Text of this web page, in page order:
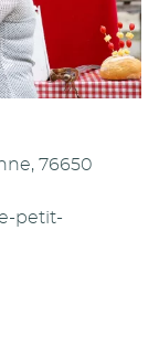
76650
petit-